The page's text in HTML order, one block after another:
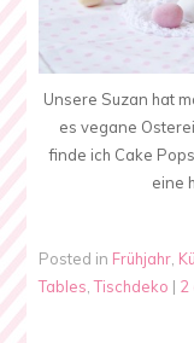
Unsere Suzan hat
es vegane
finde ich Cake
eine
Posted in Frühjahr
Tables ,Tischdeko | 2